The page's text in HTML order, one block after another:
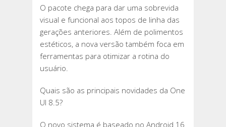
O pacote chega para dar uma sobrevida
visual e funcional aos topos de linha das
gerações anteriores. Além de polimentos
estéticos, a nova versão também foca em
ferramentas para otimizar a rotina do
usuário.
Quais são as principais novidades da One
UI 8.5?
O novo sistema é baseado no Android 16